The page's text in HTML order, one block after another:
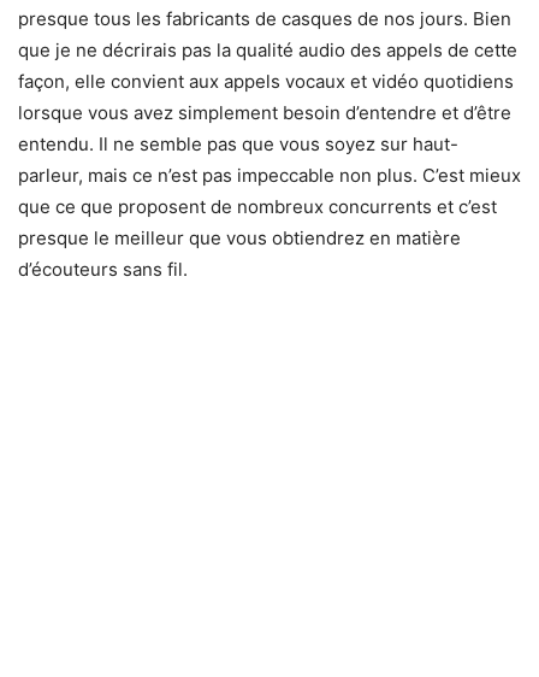
presque tous les fabricants de casques de nos jours. Bien
que je ne décrirais pas la qualité audio des appels de cette
façon, elle convient aux appels vocaux et vidéo quotidiens
lorsque vous avez simplement besoin d’entendre et d’être
entendu. Il ne semble pas que vous soyez sur haut-
parleur, mais ce n’est pas impeccable non plus. C’est mieux
que ce que proposent de nombreux concurrents et c’est
presque le meilleur que vous obtiendrez en matière
d’écouteurs sans fil.